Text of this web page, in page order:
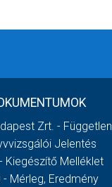
Zrt. - Független
Jelentés
Kiegészítő Melléklet
- Mérleg, Eredmény